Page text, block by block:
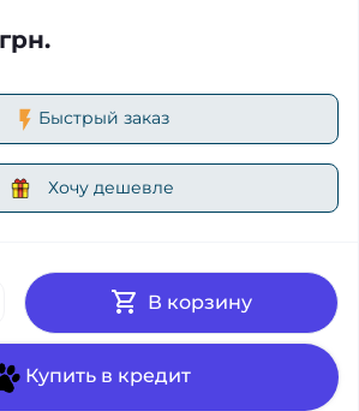
Быстрый заказ
Хочу дешевле
В корзину
Купить в кредит